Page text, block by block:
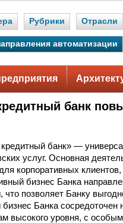
Рубрики Отрасли
автоматизации
банк
банк» —
услуг. Основная
корпоративных
бизнес Банка
что позволяет Банку
Банка сосредоточен
высокого уровня, с